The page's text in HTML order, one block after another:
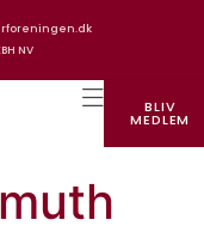
NV
BLIV
MEDLEM